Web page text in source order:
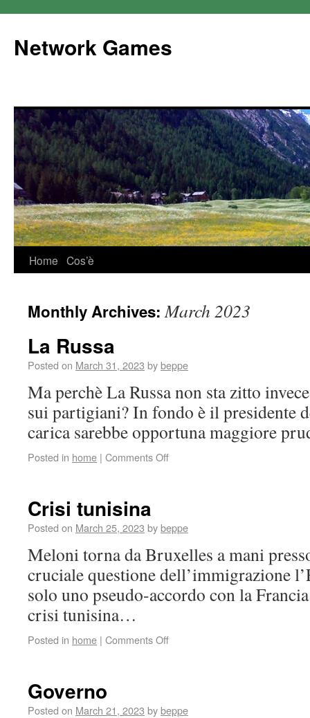
Network Games
Home Cos’è
Monthly Archives:March 2023
La Russa
Posted on March 31, 2023 bybeppe
Ma perchè La Russa non sta zitto
sui partigiani? In fondo è il presidente
carica sarebbe opportuna maggiore
Posted in home | Comments Off
Crisi tunisina
Posted on March 25, 2023 bybeppe
Meloni torna da Bruxelles a mani
cruciale questione dell’immigrazione
solo uno pseudo-accordo con la
crisi tunisina…
Posted in home | Comments Off
Governo
Posted on March 21, 2023 bybeppe